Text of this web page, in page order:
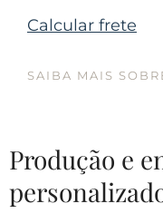
Calcular frete
SAIBA MAIS
Produção e